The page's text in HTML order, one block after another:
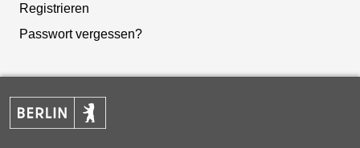
Registrieren
Passwort vergessen?